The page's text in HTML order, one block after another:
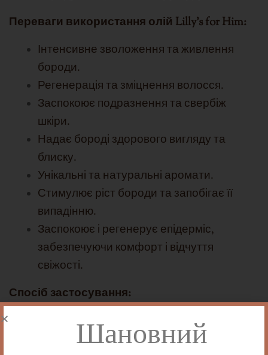
Переваги використання олій Lilly's for Him:
Інтенсивне зволоження та живлення
бороди.
Регенерація та зміцнення волосся.
Заспокоює подразнення та свербіж
шкіри.
Надає бороді здорового вигляду та
блиску.
Унікальні та натуральні аромати.
Стимулює ріст бороди та запобігає її
випадінню.
Заспокоює і регенерує епідерміс,
забезпечуючи комфорт і відчуття
свіжості.
Спосіб застосування:
Розітріть невелику кількість олії в долонях і
втирайте в бороду, рівномірно розподіляючи її
Шановний